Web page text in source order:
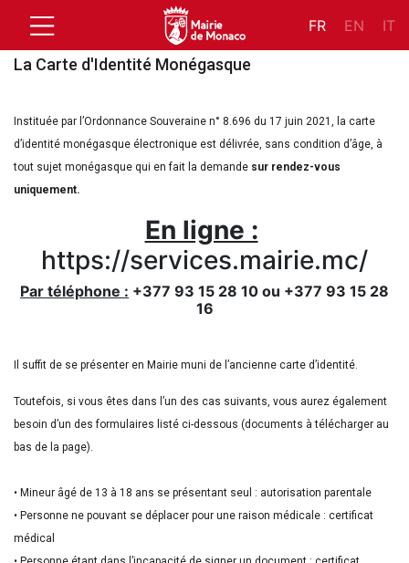
FR EN IT
La Carte d'Identité Monégasque
Instituée par l’Ordonnance Souveraine n° 8.696 du 17 juin 2021, la carte
d’identité monégasque électronique est délivrée, sans condition d’âge, à
tout sujet monégasque qui en fait la demande sur rendez-vous
uniquement.
En ligne :
https://services.mairie.mc/
Par téléphone : +377 93 15 28 10 ou +377 93 15 28
16
Il suffit de se présenter en Mairie muni de l’ancienne carte d’identité.
Toutefois, si vous êtes dans l’un des cas suivants, vous aurez également
besoin d’un des formulaires listé ci-dessous (documents à télécharger au
bas de la page).
• Mineur âgé de 13 à 18 ans se présentant seul : autorisation parentale
• Personne ne pouvant se déplacer pour une raison médicale : certificat
médical